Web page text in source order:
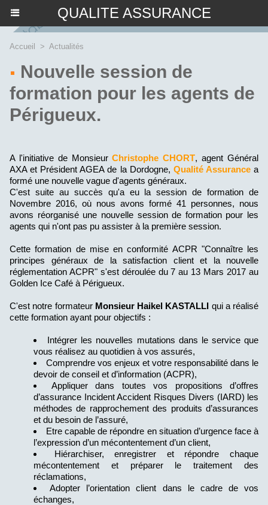
QUALITE ASSURANCE
Accueil > Actualités
Nouvelle session de
formation pour les agents de
Périgueux.
A l'initiative de MonsieurChristophe CHORT, agent Général
AXA et Président AGEA de la Dordogne, Qualité Assurancea
formé une nouvelle vague d'agents généraux.
C'est suite au succès qu'a eu la session de formation de
Novembre 2016, où nous avons formé 41 personnes, nous
avons réorganisé une nouvelle session de formation pour les
agents qui n'ont pas pu assister à la première session.
Cette formation de mise en conformité ACPR "Connaître les
principes généraux de la satisfaction client et la nouvelle
réglementation ACPR" s'est déroulée du 7 au 13 Mars 2017 au
Golden Ice Café à Périgueux.
C'est notre formateur Monsieur Haikel KASTALLI qui a réalisé
cette formation ayant pour objectifs :
Intégrer les nouvelles mutations dans le service que
vous réalisez au quotidien à vos assurés,
Comprendre vos enjeux et votre responsabilité dans le
devoir de conseil et d’information (ACPR),
Appliquer dans toutes vos propositions d’offres
d’assurance Incident Accident Risques Divers (IARD) les
méthodes de rapprochement des produits d’assurances
et du besoin de l’assuré,
Etre capable de répondre en situation d’urgence face à
l’expression d’un mécontentement d’un client,
Hiérarchiser, enregistrer et répondre chaque
mécontentement et préparer le traitement des
réclamations,
Adopter l’orientation client dans le cadre de vos
échanges,